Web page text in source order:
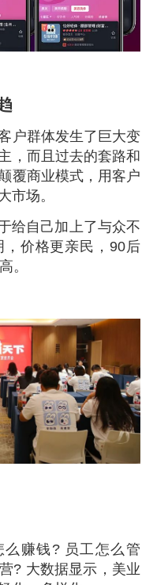
户群体发生了巨大变
，而且过去的套路和
覆商业模式，用客户
市场。
给自己加上了与众不
，价格更亲民，90后
。
赚钱? 员工怎么管
? 大数据显示，美业